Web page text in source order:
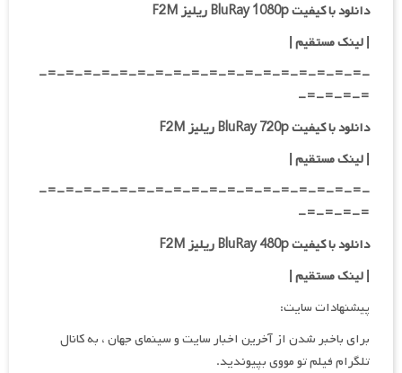
دانلود با کیفیت BluRay 1080p ریلیز F2M
|لینک مستقیم|
-=-=-=-=-=-=-=-=-=-=-=-=-=-=-=-=-=-=-
=-=-=-=-
دانلود با کیفیت BluRay 720p ریلیز F2M
| لینک مستقیم|
-=-=-=-=-=-=-=-=-=-=-=-=-=-=-=-=-=-=-
=-=-=-=-
دانلود با کیفیت BluRay 480p ریلیز F2M
| لینک مستقیم|
پیشنهادات سایت:
برای باخبر شدن از آخرین اخبار سایت و سینمای جهان ، به کانال
تلگرام فیلم تو مووی بپیوندید.